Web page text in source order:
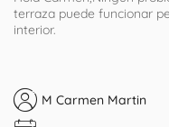
terraza puede funcionar
interior.
M Carmen Martin